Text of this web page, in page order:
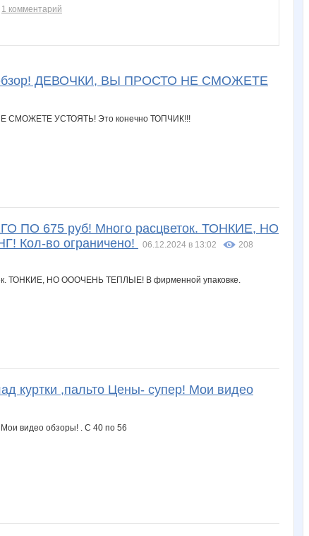
1 комментарий
ДЕВОЧКИ, ВЫ ПРОСТО НЕ СМОЖЕТЕ
675 руб! Много расцветок. ТОНКИЕ, НО
Кол-во ограничено!
06.12.2024 в 13:02
208
куртки ,пальто Цены- супер! Мои видео